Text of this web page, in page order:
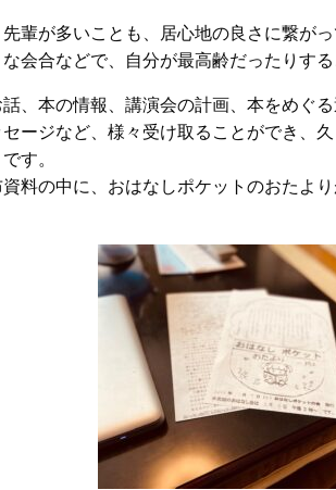
輩が多いことも、居心地の良さに繋がっ
な会合などで、自分が最高齢だったりす
、本の情報、講演会の計画、本をめぐ
ージなど、様々受け取ることができ、
す。
料の中に、おはなしポケットのおたよ